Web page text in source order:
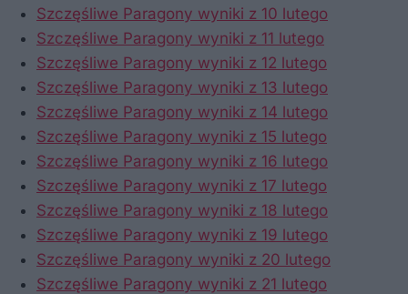
Szczęśliwe Paragony wyniki z 10 lutego
Szczęśliwe Paragony wyniki z 11 lutego
Szczęśliwe Paragony wyniki z 12 lutego
Szczęśliwe Paragony wyniki z 13 lutego
Szczęśliwe Paragony wyniki z 14 lutego
Szczęśliwe Paragony wyniki z 15 lutego
Szczęśliwe Paragony wyniki z 16 lutego
Szczęśliwe Paragony wyniki z 17 lutego
Szczęśliwe Paragony wyniki z 18 lutego
Szczęśliwe Paragony wyniki z 19 lutego
Szczęśliwe Paragony wyniki z 20 lutego
Szczęśliwe Paragony wyniki z 21 lutego